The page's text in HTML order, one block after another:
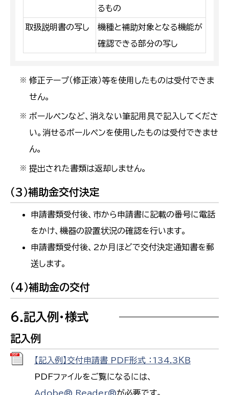
るもの
取扱説明書の写し
機種と補助対象となる機能が
確認できる部分の写し
※ 修正テープ（修正液）等を使用したものは受付できま
せん。
※ ボールペンなど、消えない筆記用具で記入してくださ
い。消せるボールペンを使用したものは受付できませ
ん。
※ 提出された書類は返却しません。
（3）補助金交付決定
申請書類受付後、市から申請書に記載の番号に電話
をかけ、機器の設置状況の確認を行います。
申請書類受付後、2か月ほどで交付決定通知書を郵
送します。
（4）補助金の交付
6.記入例・様式
記入例
【記入例】交付申請書 PDF形式 ：134.3ＫＢ
PDFファイルをご覧になるには、
Adobe® Reader®が必要です。